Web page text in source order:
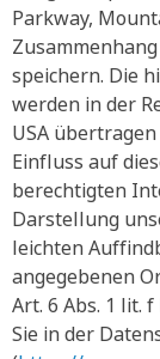
Parkway,
speichern. Die
werden in der
USA
Einfluss auf
berechtigten
Darstellung
leichten
angegebenen
Art. 6 Abs. 1 lit.
Sie in der